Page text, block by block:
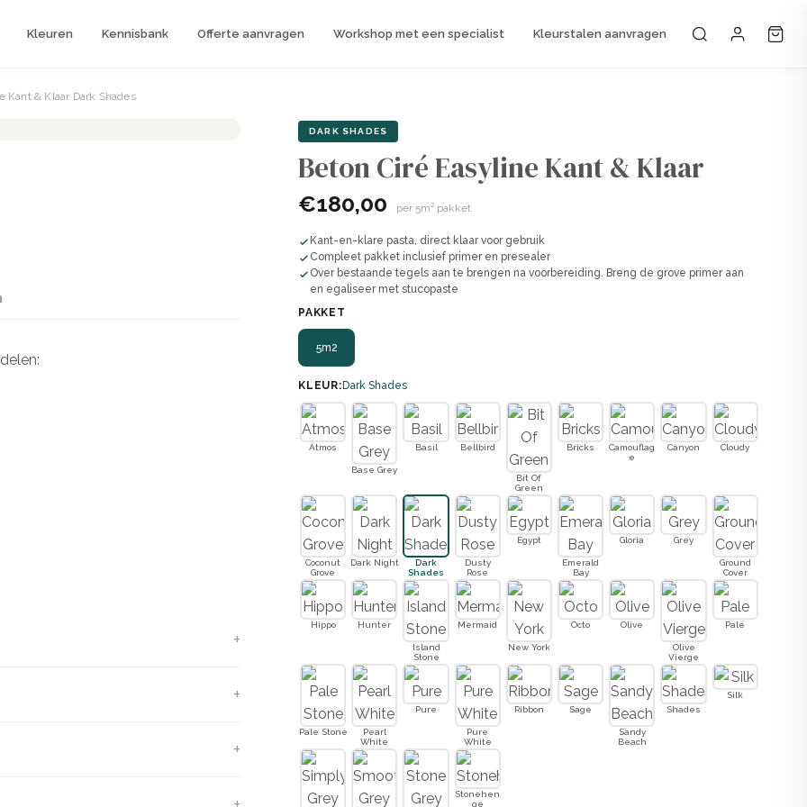
Kleuren Kennisbank Offerte aanvragen Workshop met een specialist Kleurstalen aanvragen
Mijn
Kant & Klaar Dark Shades
klaar! Voorzie probleemloos
DARK SHADES
Beton Ciré Easyline Kant & Klaar
€180,00 per 5m² pakket
Kant-en-klare pasta, direct klaar voor gebruik
Compleet pakket inclusief primer en presealer
Over bestaande tegels aan te brengen na voorbereiding. Breng de grove primer aan
en egaliseer met stucopaste
PAKKET
5m2
KLEUR: Dark Shades
Atmos
Base Grey
Basil Bellbird
Bit Of
Green
Bricks
Camouflag
e
Canyon Cloudy
Coconut
Grove
Dark Night
Dark
Shades
Dusty
Rose
Egypt
Emerald
Bay
Gloria Grey
Ground
Cover
Hippo Hunter
Island
Stone
Mermaid
New York
Octo Olive
Olive
Vierge
Pale
Pale Stone
Pearl
White
Pure
Pure
White
Ribbon Sage
Sandy
Beach
Shades
Silk
Stonehen
ge